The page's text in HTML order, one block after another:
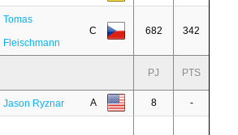
Tomas
Fleischmann
C 682 342
PJ PTS
Jason Ryznar A 8 -